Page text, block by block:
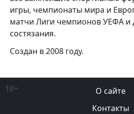
игры, чемпионаты мира и
матчи Лиги чемпионов УЕФА и
состязания.
Создан в 2008 году.
18+
О сайте
Контакты